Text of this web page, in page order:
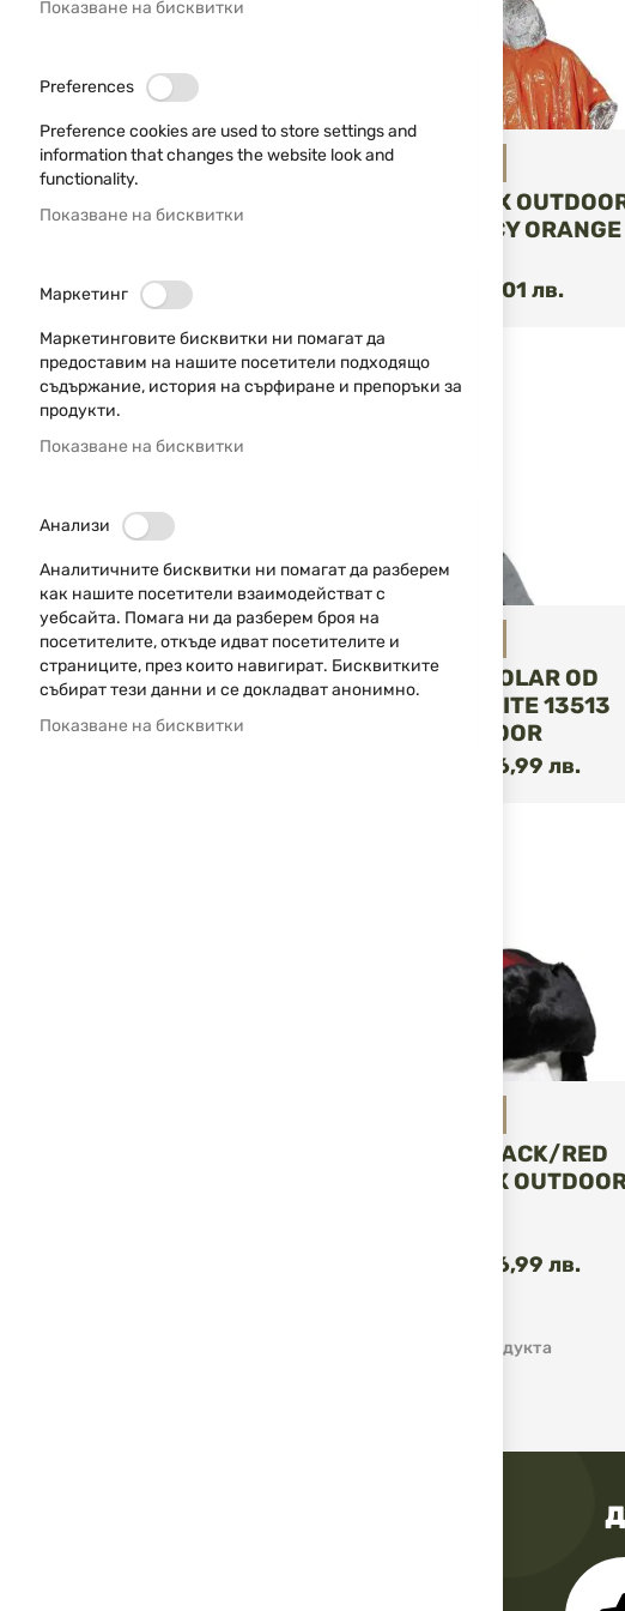
Fox Outdoor
ПОНЧО FOX
EMERGENCY ORANGE
21,01 лв.
Fox Outdoor
ЧОРАПИ POLAR OD
GREEN-WHITE 13513
FOX OUTDOOR
13,80 € / 26,99 лв.
ШАПКА BLACK/RED
10033I FOX
13,80 € / 26,99 лв.
Продукта
Червен
РАЗМЕР
42-44 4
S 5
M 6
МАТЕРИАЛ
УВЕЛИЧЕНИЕ
Показване на бисквитки
Preferences
Preference cookies are used to store settings and
information that changes the website look and
functionality.
Показване на бисквитки
Маркетинг
Маркетинговите бисквитки ни помагат да
предоставим на нашите посетители подходящо
съдържание, история на сърфиране и препоръки за
продукти.
Показване на бисквитки
Анализи
Аналитичните бисквитки ни помагат да разберем
как нашите посетители взаимодействат с
уебсайта. Помага ни да разберем броя на
посетителите, откъде идват посетителите и
страниците, през които навигират. Бисквитките
събират тези данни и се докладват анонимно.
Показване на бисквитки